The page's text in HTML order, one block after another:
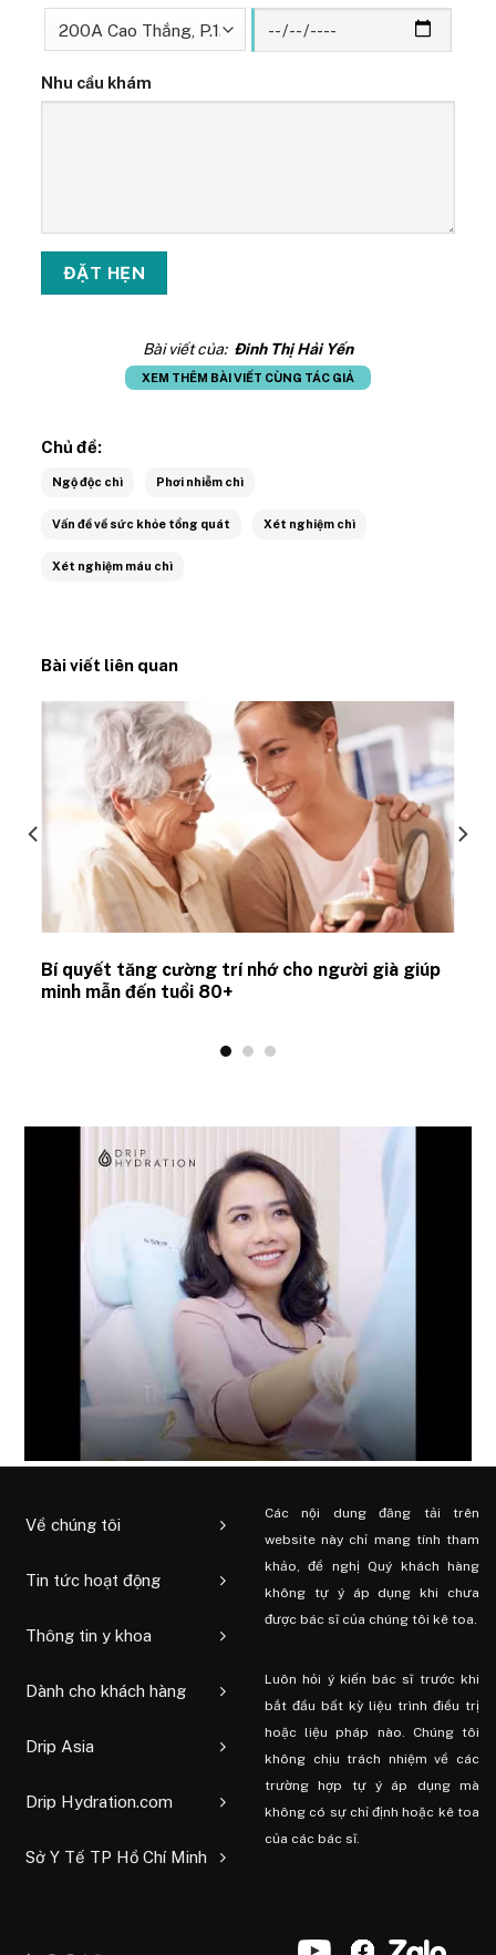
Nhu cầu khám
Bài viết của: Đinh Thị Hải Yến
XEM THÊM BÀI VIẾT CÙNG TÁC GIẢ
Chủ đề:
Ngộ độc chì Phơi nhiễm chì
Vấn đề về sức khỏe tổng quát Xét nghiệm chì
Xét nghiệm máu chì
Bài viết liên quan
Bí quyết tăng cường trí nhớ cho người già giúp
minh mẫn đến tuổi 80+
Về chúng tôi
Tin tức hoạt động
Thông tin y khoa
Dành cho khách hàng
Drip Asia
Drip Hydration.com
Sở Y Tế TP Hồ Chí Minh
Các nội dung đăng tải trên
website này chỉ mang tính tham
khảo, đề nghị Quý khách hàng
không tự ý áp dụng khi chưa
được bác sĩ của chúng tôi kê toa.
Luôn hỏi ý kiến ​​bác sĩ trước khi
bắt đầu bất kỳ liệu trình điều trị
hoặc liệu pháp nào. Chúng tôi
không chịu trách nhiệm về các
trường hợp tự ý áp dụng mà
không có sự chỉ định hoặc kê toa
của các bác sĩ.